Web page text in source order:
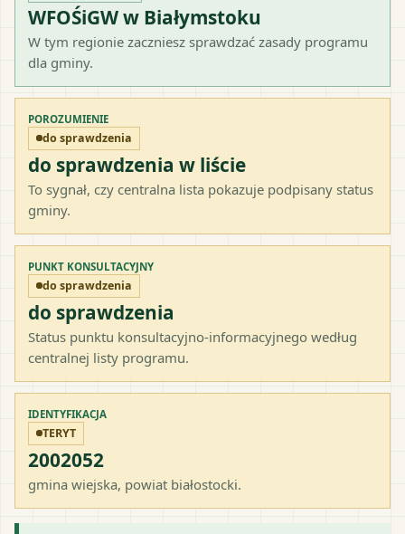
WFOŚiGW w Białymstoku
W tym regionie zaczniesz sprawdzać zasady programu
dla gminy.
POROZUMIENIE
do sprawdzenia
do sprawdzenia w liście
To sygnał, czy centralna lista pokazuje podpisany status
gminy.
PUNKT KONSULTACYJNY
do sprawdzenia
do sprawdzenia
Status punktu konsultacyjno-informacyjnego według
centralnej listy programu.
IDENTYFIKACJA
TERYT
2002052
gmina wiejska, powiat białostocki.